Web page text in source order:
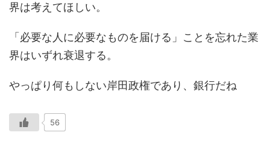
界は考えてほしい。
「必要な人に必要なものを届ける」ことを忘れた業
界はいずれ衰退する。
やっぱり何もしない岸田政権であり、銀行だね
56